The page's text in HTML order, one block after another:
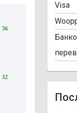
56
32
Visa